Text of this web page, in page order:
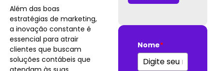
Além das boas
estratégias de marketing,
a inovação constante é
essencial para atrair
clientes que buscam
soluções contábeis que
Nome*